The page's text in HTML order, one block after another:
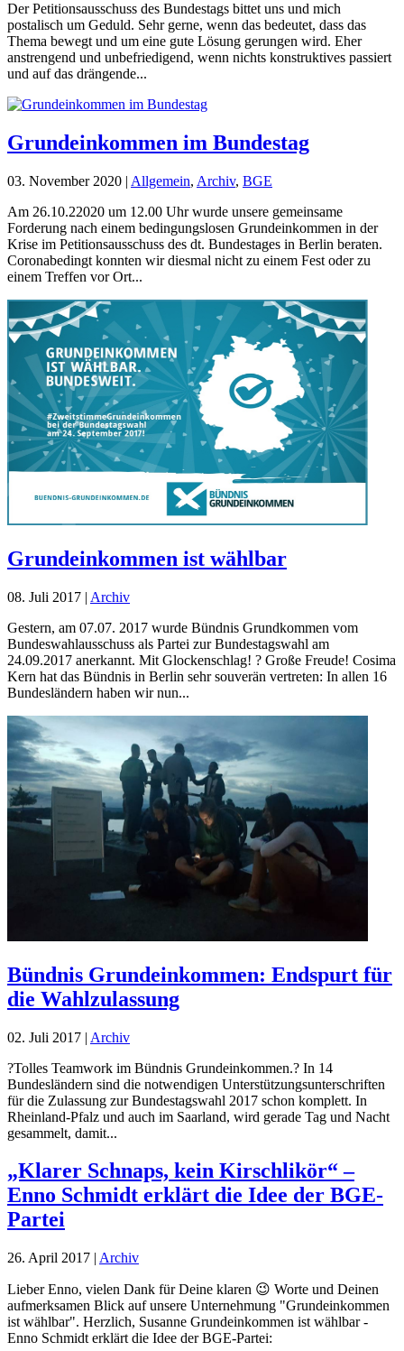
Der Petitionsausschuss des Bundestags bittet uns und mich
postalisch um Geduld. Sehr gerne, wenn das bedeutet, dass das
Thema bewegt und um eine gute Lösung gerungen wird. Eher
anstrengend und unbefriedigend, wenn nichts konstruktives passiert
und auf das drängende...
Grundeinkommen im Bundestag
03. November 2020 | Allgemein, Archiv, BGE
Am 26.10.22020 um 12.00 Uhr wurde unsere gemeinsame
Forderung nach einem bedingungslosen Grundeinkommen in der
Krise im Petitionsausschuss des dt. Bundestages in Berlin beraten.
Coronabedingt konnten wir diesmal nicht zu einem Fest oder zu
einem Treffen vor Ort...
Grundeinkommen ist wählbar
08. Juli 2017 | Archiv
Gestern, am 07.07. 2017 wurde Bündnis Grundkommen vom
Bundeswahlausschuss als Partei zur Bundestagswahl am
24.09.2017 anerkannt. Mit Glockenschlag! ? Große Freude! Cosima
Kern hat das Bündnis in Berlin sehr souverän vertreten: In allen 16
Bundesländern haben wir nun...
Bündnis Grundeinkommen: Endspurt für
die Wahlzulassung
02. Juli 2017 | Archiv
?Tolles Teamwork im Bündnis Grundeinkommen.? In 14
Bundesländern sind die notwendigen Unterstützungsunterschriften
für die Zulassung zur Bundestagswahl 2017 schon komplett. In
Rheinland-Pfalz und auch im Saarland, wird gerade Tag und Nacht
gesammelt, damit...
„Klarer Schnaps, kein Kirschlikör“ –
Enno Schmidt erklärt die Idee der BGE-
Partei
26. April 2017 | Archiv
Lieber Enno, vielen Dank für Deine klaren 😉 Worte und Deinen
aufmerksamen Blick auf unsere Unternehmung "Grundeinkommen
ist wählbar". Herzlich, Susanne Grundeinkommen ist wählbar -
Enno Schmidt erklärt die Idee der BGE-Partei: